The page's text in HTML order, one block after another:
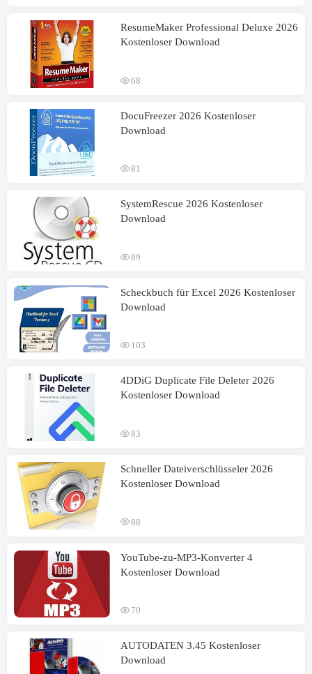
ResumeMaker Professional Deluxe 2026
Kostenloser Download
68
DocuFreezer 2026 Kostenloser
Download
81
SystemRescue 2026 Kostenloser
Download
89
Scheckbuch für Excel 2026 Kostenloser
Download
103
4DDiG Duplicate File Deleter 2026
Kostenloser Download
83
Schneller Dateiverschlüsseler 2026
Kostenloser Download
88
YouTube-zu-MP3-Konverter 4
Kostenloser Download
70
AUTODATEN 3.45 Kostenloser
Download